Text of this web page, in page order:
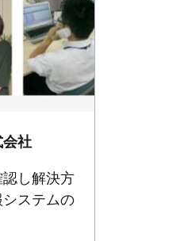
社
し解決方
ステムの